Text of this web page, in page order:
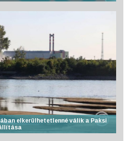
elkerülhetetlenné válik a Paksi